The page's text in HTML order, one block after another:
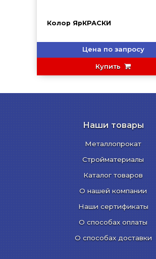
Колор ЯрКРАСКИ
Цена по запросу
Купить
Наши товары
Металлопрокат
Стройматериалы
Каталог товаров
О нашей компании
Наши сертификаты
О способах оплаты
О способах доставки